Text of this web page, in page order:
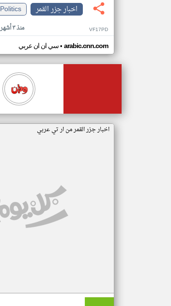
اخبار جزر القمر
Politics
منذ ٣ أشهر VF17PD
سي ان ان عربي• arabic.cnn.com
اخبار جزر القمر من ار تي عربي